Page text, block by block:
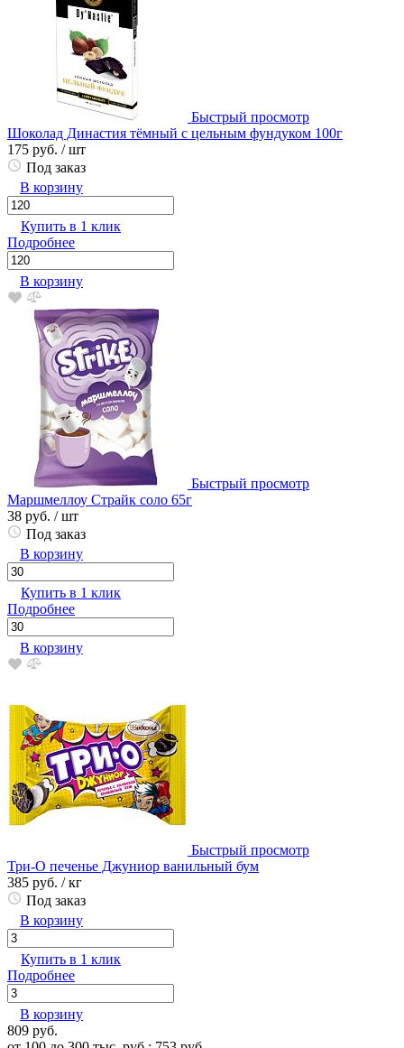
Быстрый просмотр
Шоколад Династия тёмный с цельным фундуком 100г
175 руб. / шт
Под заказ
В корзину
Купить в 1 клик
Подробнее
В корзину
Быстрый просмотр
Маршмеллоу Страйк соло 65г
38 руб. / шт
Под заказ
В корзину
Купить в 1 клик
Подробнее
В корзину
Быстрый просмотр
Три-О печенье Джуниор ванильный бум
385 руб. / кг
Под заказ
В корзину
Купить в 1 клик
Подробнее
В корзину
809 руб.